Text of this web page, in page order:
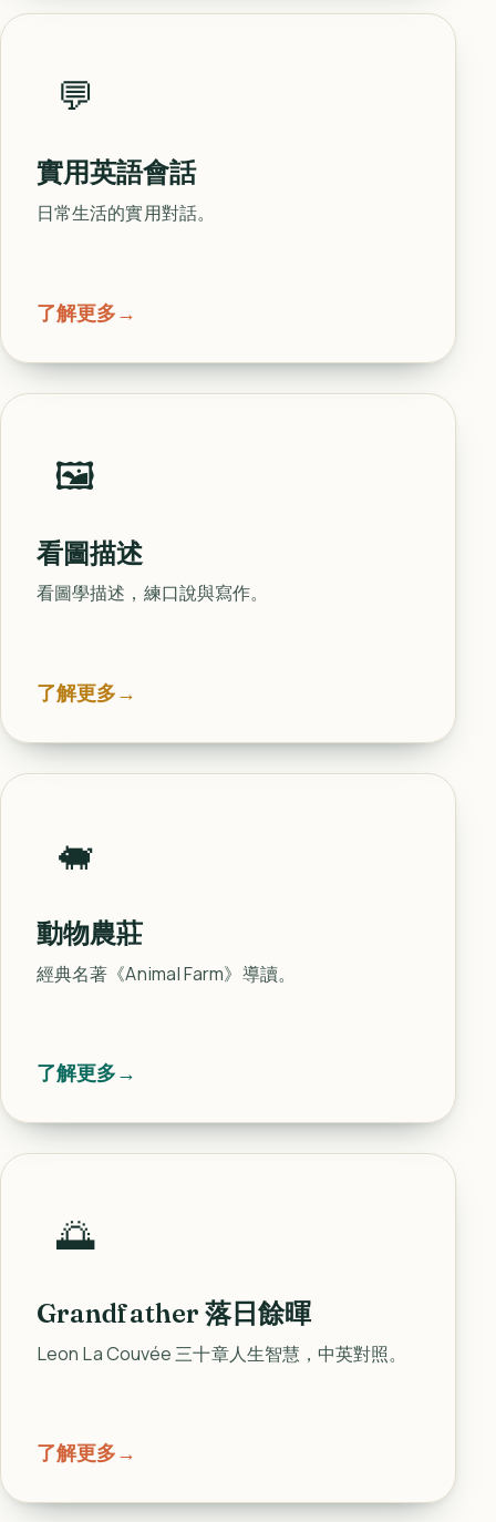
💬
實用英語會話
日常生活的實用對話。
了解更多→
🖼️
看圖描述
看圖學描述，練口說與寫作。
了解更多→
🐖
動物農莊
經典名著《Animal Farm》導讀。
了解更多→
🌅
Grandfather 落日餘暉
Leon La Couvée 三十章人生智慧，中英對照。
了解更多→